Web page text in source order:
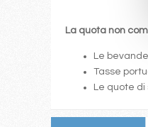
La quota non
Le
Tasse
Le quote